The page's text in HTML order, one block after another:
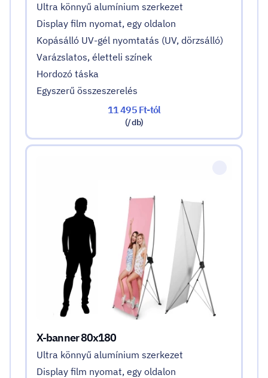
Ultra könnyű alumínium szerkezet
Display film nyomat, egy oldalon
Kopásálló UV-gél nyomtatás (UV, dörzsálló)
Varázslatos, életteli színek
Hordozó táska
Egyszerű összeszerelés
11 495 Ft-tól
(/ db)
X-banner 80x180
Ultra könnyű alumínium szerkezet
Display film nyomat, egy oldalon